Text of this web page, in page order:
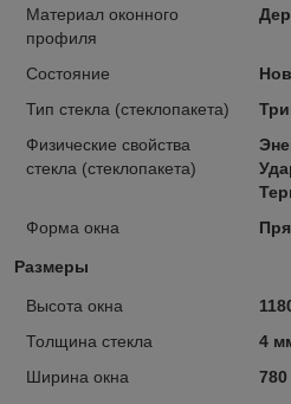
Материал оконного
профиля
Состояние
Тип стекла (стеклопакета)
Физические свойства
стекла (стеклопакета)
Форма окна
Размеры
Высота окна
Толщина стекла
4
Ширина окна